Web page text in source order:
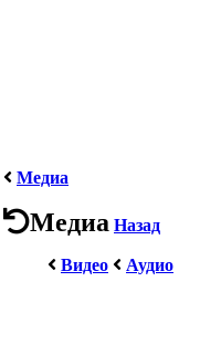
Медиа
Медиа Назад
Видео
Аудио